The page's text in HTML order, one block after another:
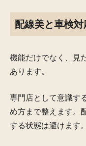
配線美と車検対
機能だけでなく、見
あります。
専門店として意識す
め方まで整えます。
する状態は避けます。